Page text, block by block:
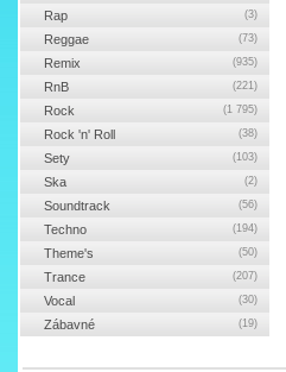
Rap (3)
Reggae (73)
Remix (935)
RnB (221)
Rock (1 795)
Rock 'n' Roll (38)
Sety (103)
Ska (2)
Soundtrack (56)
Techno (194)
Theme's (50)
Trance (207)
Vocal (30)
Zábavné (19)